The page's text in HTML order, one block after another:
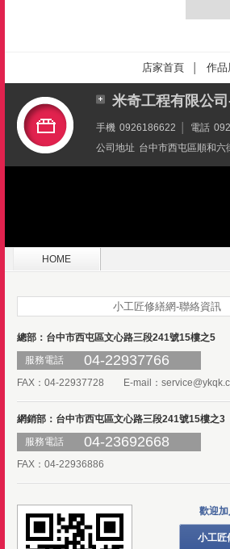
店家首頁 作品
米奇工程有限公
手機 0926186622 電話
公司地址 台中市西屯區順和六
HOME
小工匠修繕網-聯絡資訊
總部：台中市西屯區文心路三段241號15樓之5
服務電話
04-22937766
FAX：04-22937728 E-mail：
網銷部：台中市西屯區文心路三段241號15樓之3
服務電話
04-23692668
FAX：04-22936886
歡迎
小工匠